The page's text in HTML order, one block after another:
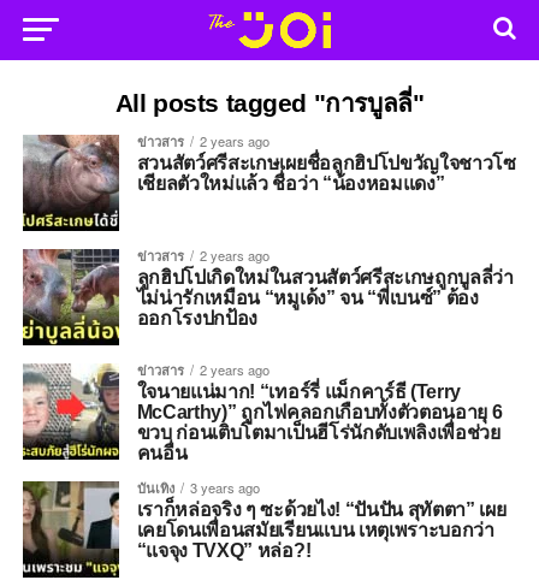
All posts tagged "การบูลลี่"
ข่าวสาร 2 years ago
สวนสัตว์ศรีสะเกษเผยชื่อลูกฮิปโปขวัญใจชาวโซ
เชียลตัวใหม่แล้ว ชื่อว่า “น้องหอมแดง”
ข่าวสาร 2 years ago
ลูกฮิปโปเกิดใหม่ในสวนสัตว์ศรีสะเกษถูกบูลลี่ว่า
ไม่น่ารักเหมือน “หมูเด้ง” จน “พี่เบนซ์” ต้อง
ออกโรงปกป้อง
ข่าวสาร 2 years ago
ใจนายแน่มาก! “เทอร์รี่ แม็กคาร์ธี (Terry
McCarthy)” ถูกไฟคลอกเกือบทั้งตัวตอนอายุ 6
ขวบ ก่อนเติบโตมาเป็นฮีโร่นักดับเพลิงเพื่อช่วย
คนอื่น
บันเทิง 3 years ago
เราก็หล่อจริง ๆ ซะด้วยไง! “ปันปัน สุทัตตา” เผย
เคยโดนเพื่อนสมัยเรียนแบน เหตุเพราะบอกว่า
“แจจุง TVXQ” หล่อ?!